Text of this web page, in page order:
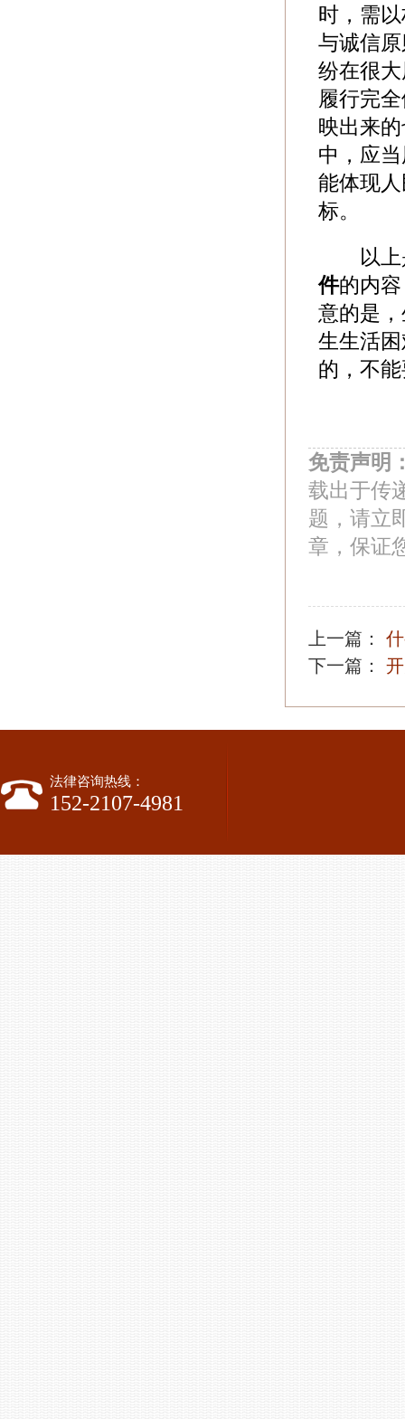
时，需
与诚信
纷在很
履行完
映出来
中，应
能体现
标。
以上
件的内
意的是
生生活
的，不
免责声明
载出于传
题，请立
章，保证
上一篇：
下一篇：
法律咨询热线：
152-2107-4981